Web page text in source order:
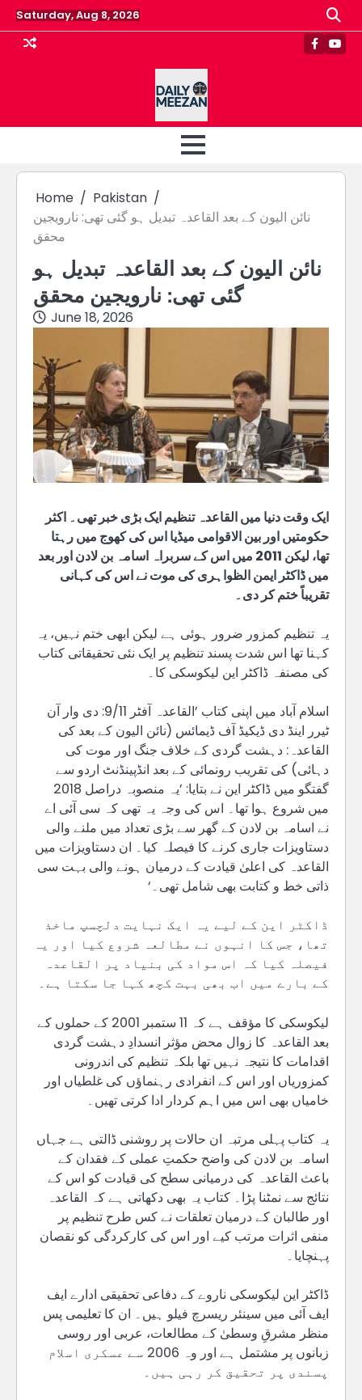
Skip
to
content
Saturday, Aug 8, 2026
Home
Pakistan
نائن الیون کے بعد القاعدہ تبدیل ہو گئی تھی: نارویجین
محقق
نائن الیون کے بعد القاعدہ تبدیل ہو
گئی تھی: نارویجین محقق
June 18, 2026
ایک وقت دنیا میں القاعدہ تنظیم ایک بڑی خبر تھی۔ اکثر
حکومتیں اور بین الاقوامی میڈیا اس کی کھوج میں رہتا
تھا، لیکن 2011 میں اس کے سربراہ اسامہ بن لادن اور بعد
میں ڈاکٹر ایمن الظواہری کی موت نے اس کی کہانی
تقریباً ختم کر دی۔
یہ تنظیم کمزور ضرور ہوئی ہے لیکن ابھی ختم نہیں، یہ
کہنا تھا اس شدت پسند تنظیم پر ایک نئی تحقیقاتی کتاب
کی مصنفہ ڈاکٹر این لیکوسکی کا۔
اسلام آباد میں اپنی کتاب ’القاعدہ آفٹر 9/11: دی وار آن
ٹیرر اینڈ دی ڈیکیڈ آف ڈیمائس (نائن الیون کے بعد کی
القاعدہ: دہشت گردی کے خلاف جنگ اور موت کی
دہائی) کی تقریب رونمائی کے بعد انڈپینڈنٹ اردو سے
گفتگو میں ڈاکٹر این نے بتایا: ’یہ منصوبہ دراصل 2018
میں شروع ہوا تھا۔ اس کی وجہ یہ تھی کہ سی آئی اے
نے اسامہ بن لادن کے گھر سے بڑی تعداد میں ملنے والی
دستاویزات جاری کرنے کا فیصلہ کیا۔ ان دستاویزات میں
القاعدہ کی اعلیٰ قیادت کے درمیان ہونے والی بہت سی
ذاتی خط و کتابت بھی شامل تھی۔‘
ڈاکٹر این کے لیے یہ ایک نہایت دلچسپ ماخذ
تھا، جس کا انہوں نے مطالعہ شروع کیا اور یہ
فیصلہ کیا کہ اس مواد کی بنیاد پر القاعدہ
کے بارے میں اب بھی بہت کچھ کہا جا سکتا ہے۔
لیکوسکی کا مؤقف ہے کہ 11 ستمبر 2001 کے حملوں کے
بعد القاعدہ کا زوال محض مؤثر انسدادِ دہشت گردی
اقدامات کا نتیجہ نہیں تھا بلکہ تنظیم کی اندرونی
کمزوریاں اور اس کے انفرادی رہنماؤں کی غلطیاں اور
خامیاں بھی اس میں اہم کردار ادا کرتی تھیں۔
یہ کتاب پہلی مرتبہ ان حالات پر روشنی ڈالتی ہے جہاں
اسامہ بن لادن کی واضح حکمتِ عملی کے فقدان کے
باعث القاعدہ کی درمیانی سطح کی قیادت کو اس کے
نتائج سے نمٹنا پڑا۔ کتاب یہ بھی دکھاتی ہے کہ القاعدہ
اور طالبان کے درمیان تعلقات نے کس طرح تنظیم پر
منفی اثرات مرتب کیے اور اس کی کارکردگی کو نقصان
پہنچایا۔
ڈاکٹر این لیکوسکی ناروے کے دفاعی تحقیقی ادارے ایف
ایف آئی میں سینئر ریسرچ فیلو ہیں۔ ان کا تعلیمی پس
منظر مشرقِ وسطیٰ کے مطالعات، عربی اور روسی
زبانوں پر مشتمل ہے اور وہ 2006 سے عسکری اسلام
پسندی پر تحقیق کر رہی ہیں۔